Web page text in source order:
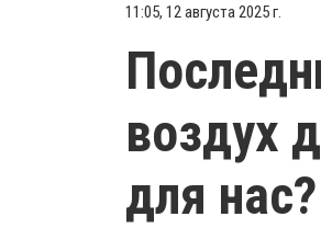
11:05, 12 августа 2025 г.
воздух
для нас?